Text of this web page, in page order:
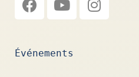
Événements